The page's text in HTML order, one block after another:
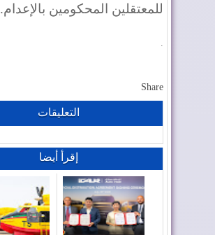
للمعتقلين المحكومين بالإعدام.
.
Share
التعليقات
إقرأ أيضا